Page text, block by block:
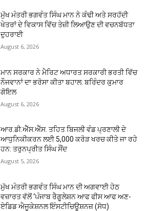
ਮੁੱਖ ਮੰਤਰੀ ਭਗਵੰਤ ਸਿੰਘ ਮਾਨ ਨੇ ਕੰਢੀ ਅਤੇ ਸਰਹੱਦੀ
ਖੇਤਰਾਂ ਦੇ ਵਿਕਾਸ ਵਿੱਚ ਤੇਜ਼ੀ ਲਿਆਉਣ ਦੀ ਵਚਨਬੱਧਤਾ
ਦੁਹਰਾਈ
August 6, 2026
ਮਾਨ ਸਰਕਾਰ ਨੇ ਮੈਰਿਟ ਅਧਾਰਤ ਸਰਕਾਰੀ ਭਰਤੀ ਵਿੱਚ
ਨੌਜਵਾਨਾਂ ਦਾ ਭਰੋਸਾ ਕੀਤਾ ਬਹਾਲ: ਬਰਿੰਦਰ ਕੁਮਾਰ
ਗੋਇਲ
August 6, 2026
ਆਰ.ਡੀ.ਐੱਸ.ਐੱਸ. ਤਹਿਤ ਬਿਜਲੀ ਵੰਡ ਪ੍ਰਣਾਲੀ ਦੇ
ਆਧੁਨਿਕੀਕਰਨ ਲਈ 5,000 ਕਰੋੜ ਖਰਚ ਕੀਤੇ ਜਾ ਰਹੇ
ਹਨ: ਤਰੁਨਪ੍ਰੀਤ ਸਿੰਘ ਸੌਂਦ
August 5, 2026
ਮੁੱਖ ਮੰਤਰੀ ਭਗਵੰਤ ਸਿੰਘ ਮਾਨ ਦੀ ਅਗਵਾਈ ਹੇਠ
ਵਜ਼ਾਰਤ ਵੱਲੋਂ ‘ਪੰਜਾਬ ਰੈਗੂਲੇਸ਼ਨ ਆਫ ਫੀਸ ਆਫ ਅਣ-
ਏਡਿਡ ਐਜੂਕੇਸ਼ਨਲ ਇੰਸਟੀਚਿਊਸ਼ਨਜ਼ (ਸੋਧ)